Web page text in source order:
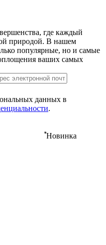
где каждый
природой. В нашем
популярные, но и самые
ваших самых
данных в
.
Новинка